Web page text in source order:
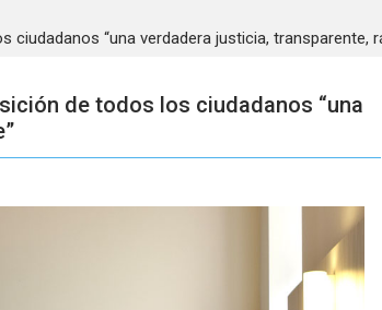
“una verdadera justicia, transparente,
de todos los ciudadanos “una